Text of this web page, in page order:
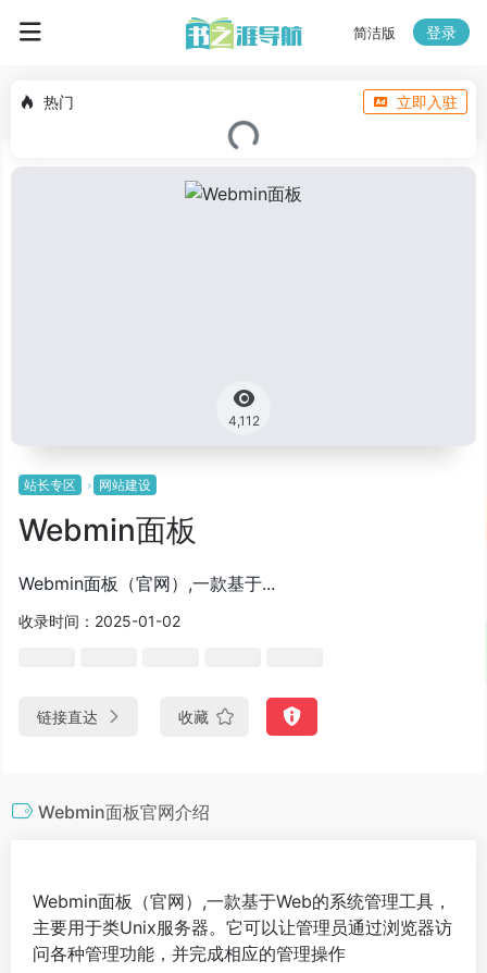
简洁版 登录
热门 立即入驻
4,112
站长专区 网站建设
Webmin面板
Webmin面板（官网）,一款基于...
收录时间：2025-01-02
链接直达 收藏
Webmin面板官网介绍
Webmin面板（官网）,一款基于Web的系统管理工具，
主要用于类Unix服务器。它可以让管理员通过浏览器访
问各种管理功能，并完成相应的管理操作